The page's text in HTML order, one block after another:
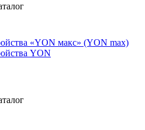
«YON макс» (YON max)
YON